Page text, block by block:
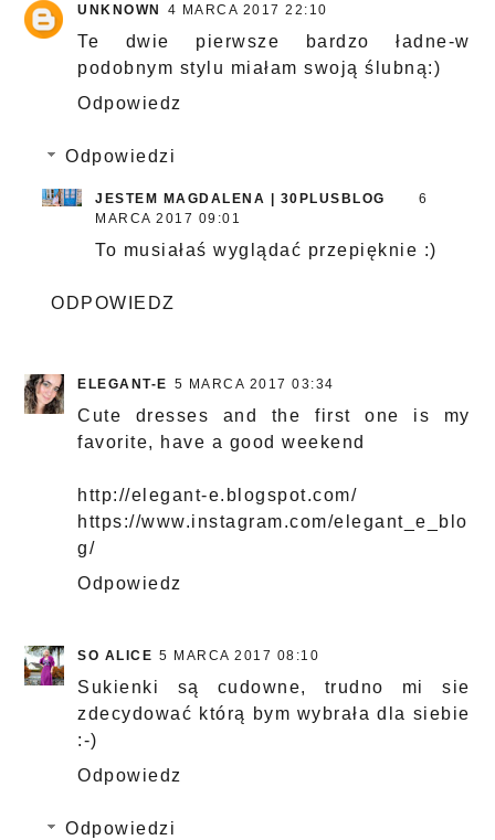
UNKNOWN 4 MARCA 2017 22:10
Te dwie pierwsze bardzo ładne-w
podobnym stylu miałam swoją ślubną:)
Odpowiedz
Odpowiedzi
JESTEM MAGDALENA | 30PLUSBLOG
6
MARCA 2017 09:01
To musiałaś wyglądać przepięknie :)
ODPOWIEDZ
ELEGANT-E 5 MARCA 2017 03:34
Cute dresses and the first one is my
favorite, have a good weekend
http://elegant-e.blogspot.com/
https://www.instagram.com/elegant_e_blo
g/
Odpowiedz
SO ALICE 5 MARCA 2017 08:10
Sukienki są cudowne, trudno mi sie
zdecydować którą bym wybrała dla siebie
:-)
Odpowiedz
Odpowiedzi